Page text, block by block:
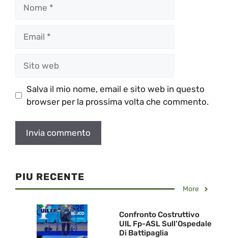
web
Salva il mio nome, email e sito web in questo
browser per la prossima volta che commento.
PIU RECENTE
More
Confronto Costruttivo
UIL Fp-ASL Sull’Ospedale
Di Battipaglia